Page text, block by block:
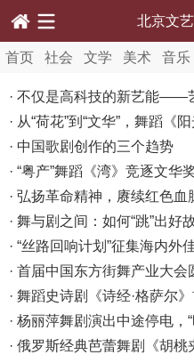
北京文
首页 社会 文学 美术 音乐
· 中国歌剧创作的三个趋势
· “粤产”舞蹈《湾》竞逐文华
· 舞与剧之间：如何“跳”出好
· “丝路回响计划”征集海内
· 舞蹈史诗剧《诗经·格萨尔
· 杨丽萍舞剧演出中途停电，
· 俄罗斯经典芭蕾舞剧《胡